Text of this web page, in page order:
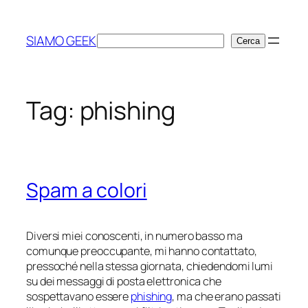
contenuto
SIAMO GEEKCerca Cerca
Tag: phishing
Spam a colori
Diversi miei conoscenti, in numero basso ma
comunque preoccupante, mi hanno contattato,
pressoché nella stessa giornata, chiedendomi lumi
su dei messaggi di posta elettronica che
sospettavano esserephishing, ma che erano passati